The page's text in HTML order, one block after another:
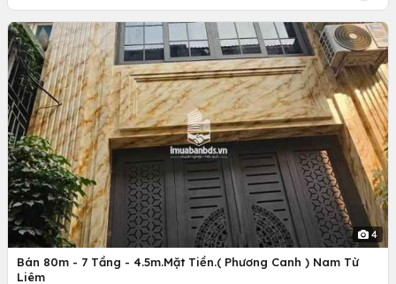
4
Bán 80m - 7 Tầng - 4.5m.Mặt Tiền.( Phương Canh ) Nam Từ
Liêm